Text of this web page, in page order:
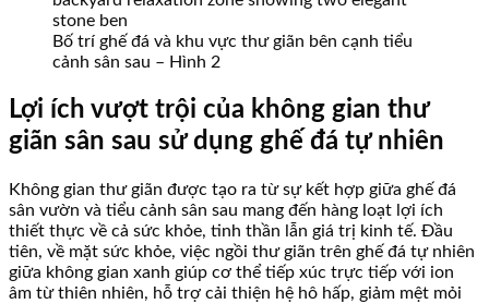
Bố trí ghế đá và khu vực thư giãn bên cạnh tiểu
cảnh sân sau – Hình 2
Lợi ích vượt trội của không gian thư
giãn sân sau sử dụng ghế đá tự nhiên
Không gian thư giãn được tạo ra từ sự kết hợp giữa ghế đá
sân vườn và tiểu cảnh sân sau mang đến hàng loạt lợi ích
thiết thực về cả sức khỏe, tinh thần lẫn giá trị kinh tế. Đầu
tiên, về mặt sức khỏe, việc ngồi thư giãn trên ghế đá tự nhiên
giữa không gian xanh giúp cơ thể tiếp xúc trực tiếp với ion
âm từ thiên nhiên, hỗ trợ cải thiện hệ hô hấp, giảm mệt mỏi